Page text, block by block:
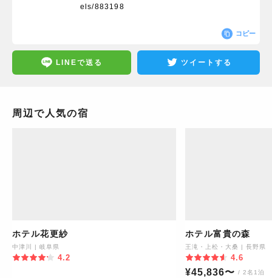
els/883198
コピー
LINEで送る ツイートする
周辺で人気の宿
ホテル花更紗
中津川 | 岐阜県
4.2
ホテル富貴の森
王滝・上松・大桑 | 長野県
4.6
¥45,836〜 / 2名1泊